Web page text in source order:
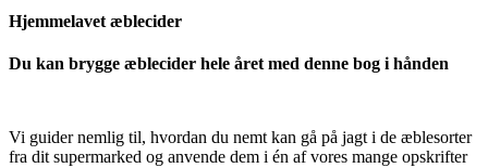
Hjemmelavet æblecider
Du kan brygge æblecider hele året med denne bog i hånden
Vi guider nemlig til, hvordan du nemt kan gå på jagt i de æblesorter
fra dit supermarked og anvende dem i én af vores mange opskrifter